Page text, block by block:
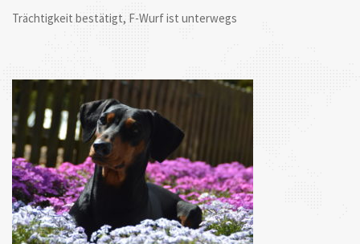
Trächtigkeit bestätigt, F-Wurf ist unterwegs